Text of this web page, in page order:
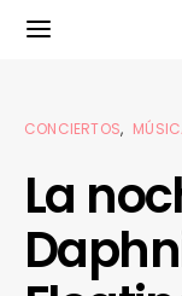
CONCIERTOS
La